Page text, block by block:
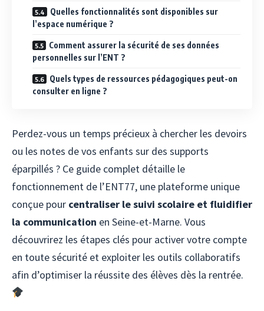
Quelles fonctionnalités sont disponibles sur
l’espace numérique ?
Comment assurer la sécurité de ses données
personnelles sur l’ENT ?
Quels types de ressources pédagogiques peut-on
consulter en ligne ?
Perdez-vous un temps précieux à chercher les devoirs
ou les notes de vos enfants sur des supports
éparpillés ? Ce guide complet détaille le
fonctionnement de l’ENT77, une plateforme unique
conçue pour centraliser le suivi scolaire et fluidifier
la communication en Seine-et-Marne. Vous
découvrirez les étapes clés pour activer votre compte
en toute sécurité et exploiter les outils collaboratifs
afin d’optimiser la réussite des élèves dès la rentrée.